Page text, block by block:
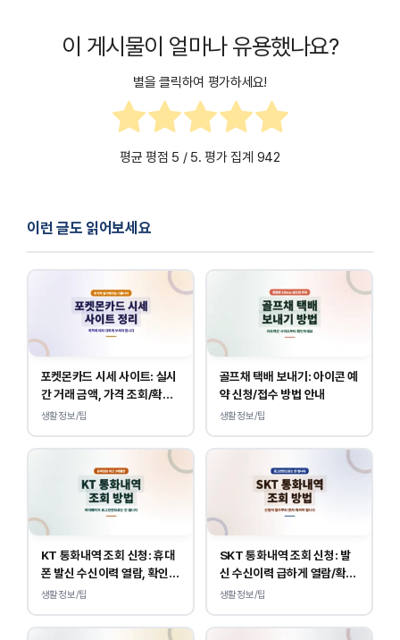
이 게시물이 얼마나 유용했나요?
별을 클릭하여 평가하세요!
평균 평점 5 / 5. 평가 집계 942
이런 글도 읽어보세요
포켓몬카드 시세 사이트: 실시
간 거래 금액, 가격 조회/확인
바로가기
생활정보/팁
골프채 택배 보내기: 아이콘 예
약 신청/접수 방법 안내
생활정보/팁
KT 통화내역 조회 신청: 휴대
폰 발신 수신이력 열람, 확인
하는 방법
생활정보/팁
SKT 통화내역 조회 신청: 발
신 수신이력 급하게 열람/확인
하는 방법
생활정보/팁